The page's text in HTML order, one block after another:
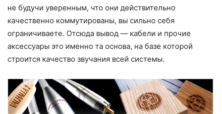
не будучи уверенным, что они действительно
качественно коммутированы, вы сильно себя
ограничиваете. Отсюда вывод — кабели и прочие
аксессуары это именно та основа, на базе которой
строится качество звучания всей системы.